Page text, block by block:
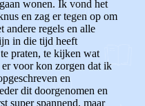
wonen. Ik vond het
en zag er tegen op om
andere regels en alle
in die tijd heeft
praten, te kijken wat
voor kon zorgen dat ik
en
dit doorgenomen en
super spannend, maar